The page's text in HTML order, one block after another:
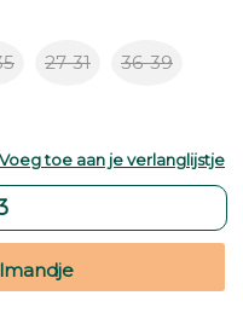
27-31 36-39
Voeg toe aan je verlanglijstje